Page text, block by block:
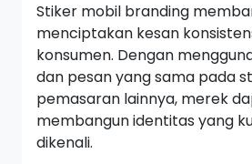
Stiker mobil branding
menciptakan kesan
konsumen. Dengan
dan pesan yang sama pada
pemasaran lainnya, merek
membangun identitas yang
dikenali.